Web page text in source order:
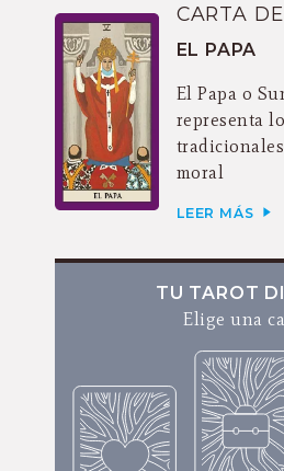
CARTA
EL PAPA
El Papa o
representa
moral
LEER MÁS
TU TAROT
Elige una